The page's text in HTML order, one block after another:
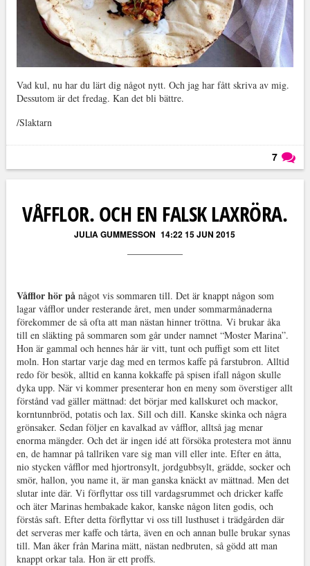
Vad kul, nu har du lärt dig något nytt. Och jag har fått skriva av mig.
Dessutom är det fredag. Kan det bli bättre.
/Slaktarn
7
VÅFFLOR. OCH EN FALSK LAXRÖRA.
JULIA GUMMESSON 14:22 15 JUN 2015
Våfflor hör på något vis sommaren till. Det är knappt någon som
lagar våfflor under resterande året, men under sommarmånaderna
förekommer de så ofta att man nästan hinner tröttna. Vi brukar åka
till en släkting på sommaren som går under namnet “Moster Marina”.
Hon är gammal och hennes hår är vitt, tunt och puffigt som ett litet
moln. Hon startar varje dag med en termos kaffe på farstubron. Alltid
redo för besök, alltid en kanna kokkaffe på spisen ifall någon skulle
dyka upp. När vi kommer presenterar hon en meny som överstiger allt
förstånd vad gäller mättnad: det börjar med kallskuret och mackor,
korntunnbröd, potatis och lax. Sill och dill. Kanske skinka och några
grönsaker. Sedan följer en kavalkad av våfflor, alltså jag menar
enorma mängder. Och det är ingen idé att försöka protestera mot ännu
en, de hamnar på tallriken vare sig man vill eller inte. Efter en åtta,
nio stycken våfflor med hjortronsylt, jordgubbsylt, grädde, socker och
smör, hallon, you name it, är man ganska knäckt av mättnad. Men det
slutar inte där. Vi förflyttar oss till vardagsrummet och dricker kaffe
och äter Marinas hembakade kakor, kanske någon liten godis, och
förstås saft. Efter detta förflyttar vi oss till lusthuset i trädgården där
det serveras mer kaffe och tårta, även en och annan bulle brukar synas
till. Man åker från Marina mätt, nästan nedbruten, så gödd att man
knappt orkar tala. Hon är ett proffs.